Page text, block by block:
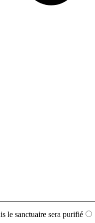
le sanctuaire sera purifié